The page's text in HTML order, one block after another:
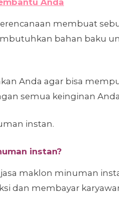
membuat
bahan baku
Anda agar bisa
semua keinginan
instan.
instan?
maklon minuman
dan membayar